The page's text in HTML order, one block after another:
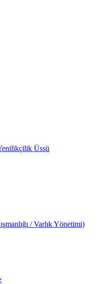
Üssü
/ Varlık Yönetimi)